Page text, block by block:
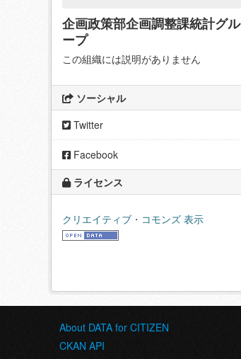
企画政策部企画調整課統計グル
ープ
この組織には説明がありません
ソーシャル
Twitter
Facebook
ライセンス
クリエイティブ・コモンズ 表示
About DATA for CITIZEN
CKAN API